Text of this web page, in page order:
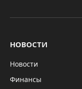
НОВОСТИ
Новости
Финансы